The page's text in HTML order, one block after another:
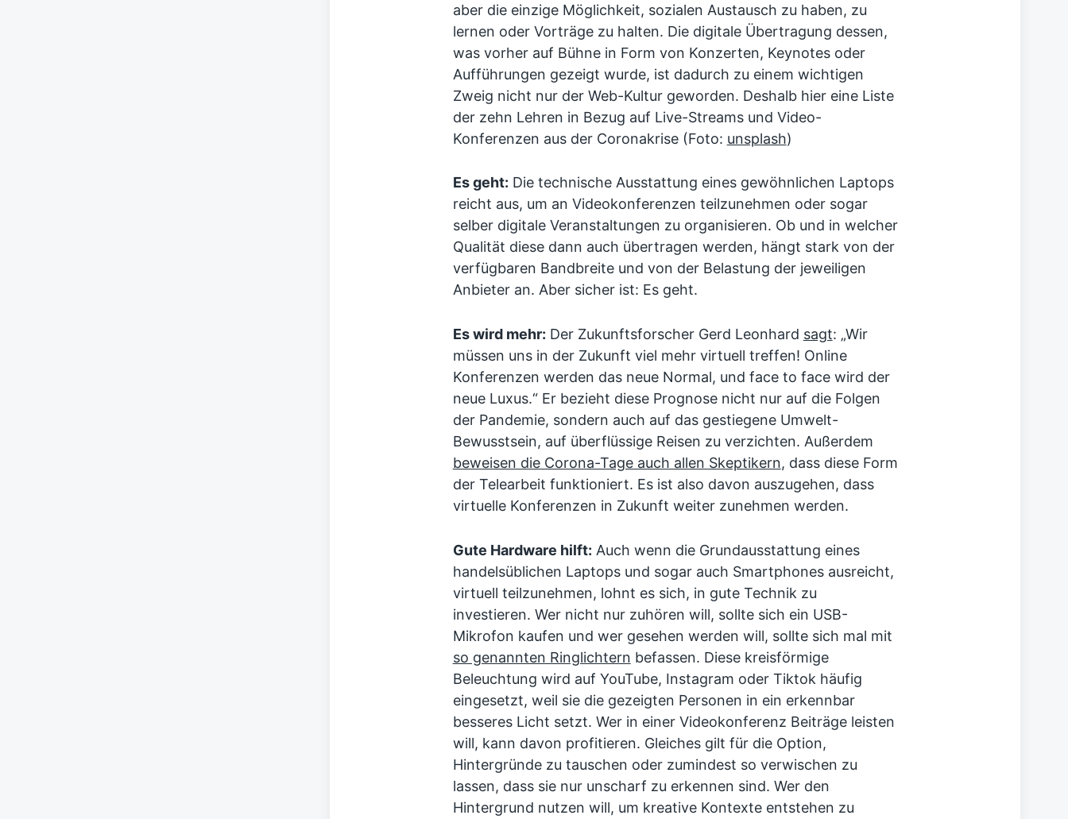
aber die einzige Möglichkeit, sozialen Austausch zu haben, zu
lernen oder Vorträge zu halten. Die digitale Übertragung dessen,
was vorher auf Bühne in Form von Konzerten, Keynotes oder
Aufführungen gezeigt wurde, ist dadurch zu einem wichtigen
Zweig nicht nur der Web-Kultur geworden. Deshalb hier eine Liste
der zehn Lehren in Bezug auf Live-Streams und Video-
Konferenzen aus der Coronakrise (Foto: unsplash)
Es geht: Die technische Ausstattung eines gewöhnlichen Laptops
reicht aus, um an Videokonferenzen teilzunehmen oder sogar
selber digitale Veranstaltungen zu organisieren. Ob und in welcher
Qualität diese dann auch übertragen werden, hängt stark von der
verfügbaren Bandbreite und von der Belastung der jeweiligen
Anbieter an. Aber sicher ist: Es geht.
Es wird mehr: Der Zukunftsforscher Gerd Leonhard sagt: „Wir
müssen uns in der Zukunft viel mehr virtuell treffen! Online
Konferenzen werden das neue Normal, und face to face wird der
neue Luxus.“ Er bezieht diese Prognose nicht nur auf die Folgen
der Pandemie, sondern auch auf das gestiegene Umwelt-
Bewusstsein, auf überflüssige Reisen zu verzichten. Außerdem
beweisen die Corona-Tage auch allen Skeptikern, dass diese Form
der Telearbeit funktioniert. Es ist also davon auszugehen, dass
virtuelle Konferenzen in Zukunft weiter zunehmen werden.
Gute Hardware hilft: Auch wenn die Grundausstattung eines
handelsüblichen Laptops und sogar auch Smartphones ausreicht,
virtuell teilzunehmen, lohnt es sich, in gute Technik zu
investieren. Wer nicht nur zuhören will, sollte sich ein USB-
Mikrofon kaufen und wer gesehen werden will, sollte sich mal mit
so genannten Ringlichtern befassen. Diese kreisförmige
Beleuchtung wird auf YouTube, Instagram oder Tiktok häufig
eingesetzt, weil sie die gezeigten Personen in ein erkennbar
besseres Licht setzt. Wer in einer Videokonferenz Beiträge leisten
will, kann davon profitieren. Gleiches gilt für die Option,
Hintergründe zu tauschen oder zumindest so verwischen zu
lassen, dass sie nur unscharf zu erkennen sind. Wer den
Hintergrund nutzen will, um kreative Kontexte entstehen zu